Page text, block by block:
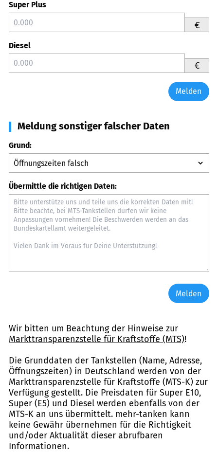
Super Plus
€
Diesel
€
Melden
Meldung sonstiger falscher Daten
Grund:
Übermittle die richtigen Daten:
Melden
Wir bitten um Beachtung der Hinweise zur
Markttransparenzstelle für Kraftstoffe (MTS)!
Die Grunddaten der Tankstellen (Name, Adresse,
Öffnungszeiten) in Deutschland werden von der
Markttransparenzstelle für Kraftstoffe (MTS-K) zur
Verfügung gestellt. Die Preisdaten für Super E10,
Super (E5) und Diesel werden ebenfalls von der
MTS-K an uns übermittelt. mehr-tanken kann
keine Gewähr übernehmen für die Richtigkeit
und/oder Aktualität dieser abrufbaren
Informationen.